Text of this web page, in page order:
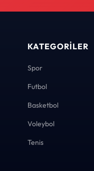
KATEGORILER
Spor
Futbol
Basketbol
Voleybol
Tenis